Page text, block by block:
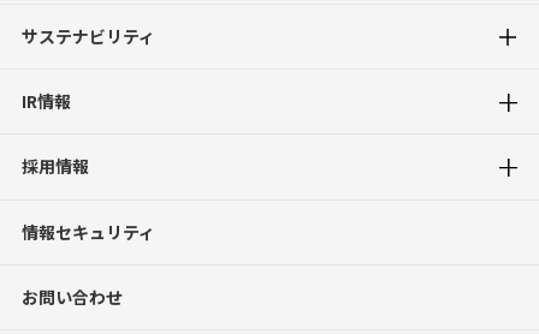
サステナビリティ
IR情報
採用情報
情報セキュリティ
お問い合わせ